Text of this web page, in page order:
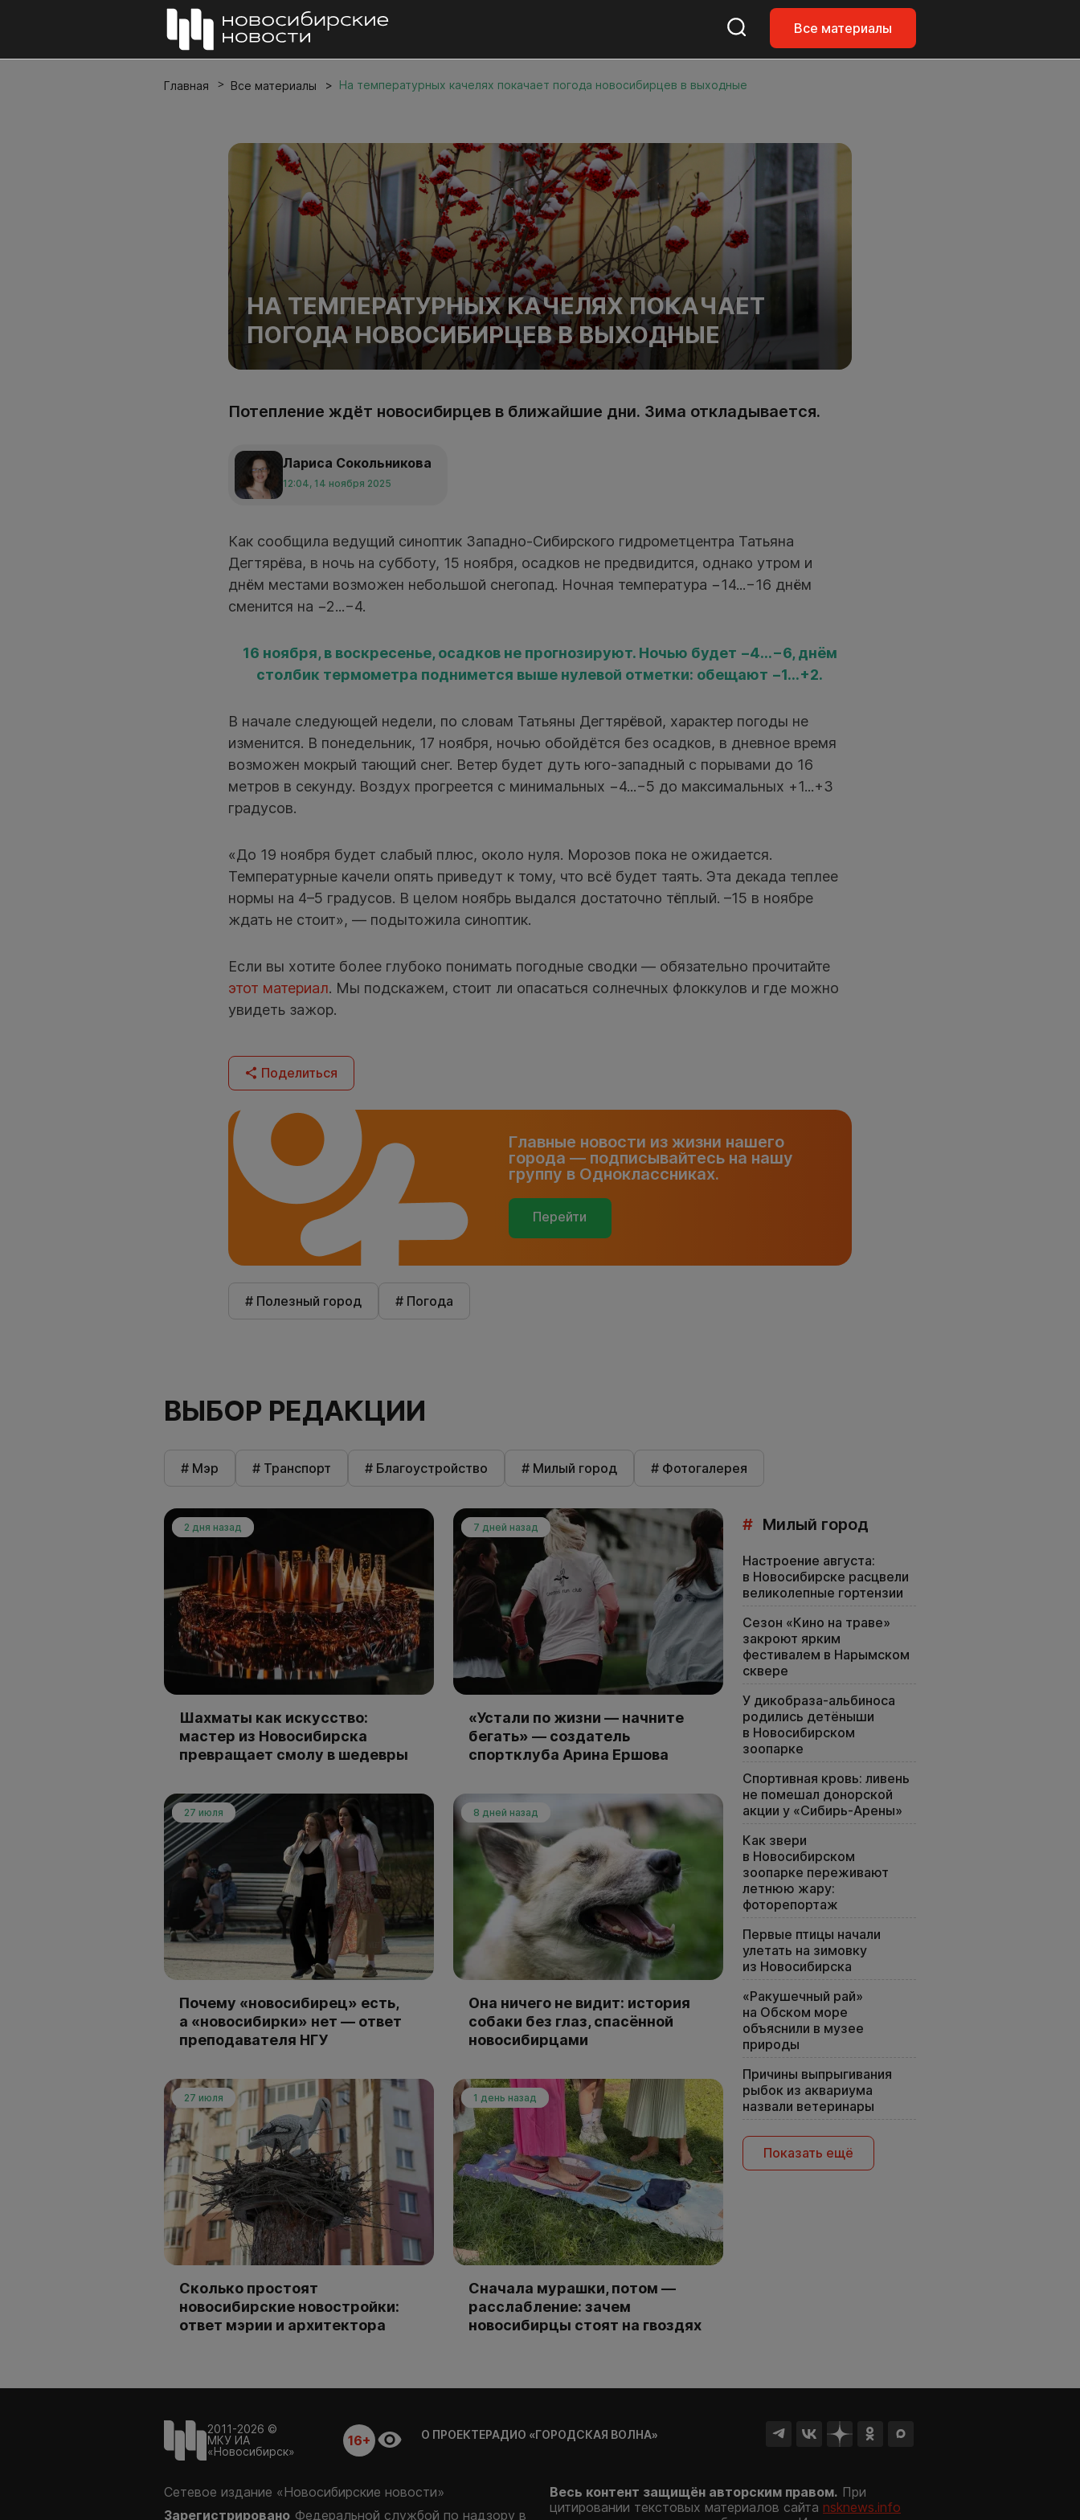
Все материалы
Главная Все материалы На температурных качелях покачает погода новосибирцев в выходные
НА ТЕМПЕРАТУРНЫХ КАЧЕЛЯХ ПОКАЧАЕТ
ПОГОДА НОВОСИБИРЦЕВ В ВЫХОДНЫЕ
Потепление ждёт новосибирцев в ближайшие дни. Зима откладывается.
Лариса Сокольникова
12:04, 14 ноября 2025
Как сообщила ведущий синоптик Западно-Сибирского гидрометцентра Татьяна
Дегтярёва, в ночь на субботу, 15 ноября, осадков не предвидится, однако утром и
днём местами возможен небольшой снегопад. Ночная температура −14...−16 днём
сменится на −2...−4.
16 ноября, в воскресенье, осадков не прогнозируют. Ночью будет −4...−6, днём
столбик термометра поднимется выше нулевой отметки: обещают −1...+2.
В начале следующей недели, по словам Татьяны Дегтярёвой, характер погоды не
изменится. В понедельник, 17 ноября, ночью обойдётся без осадков, в дневное время
возможен мокрый тающий снег. Ветер будет дуть юго-западный с порывами до 16
метров в секунду. Воздух прогреется с минимальных −4...−5 до максимальных +1...+3
градусов.
«До 19 ноября будет слабый плюс, около нуля. Морозов пока не ожидается.
Температурные качели опять приведут к тому, что всё будет таять. Эта декада теплее
нормы на 4–5 градусов. В целом ноябрь выдался достаточно тёплый. –15 в ноябре
ждать не стоит», — подытожила синоптик.
Если вы хотите более глубоко понимать погодные сводки — обязательно прочитайте
этот материал. Мы подскажем, стоит ли опасаться солнечных флоккулов и где можно
увидеть зажор.
Поделиться
Главные новости из жизни нашего
города — подписывайтесь на нашу
группу в Одноклассниках.
Перейти
# Полезный город # Погода
ВЫБОР РЕДАКЦИИ
# Мэр # Транспорт # Благоустройство # Милый город # Фотогалерея
2 дня назад
Шахматы как искусство:
мастер из Новосибирска
превращает смолу в шедевры
7 дней назад
«Устали по жизни — начните
бегать» — создатель
спортклуба Арина Ершова
27 июля
Почему «новосибирец» есть,
а «новосибирки» нет — ответ
преподавателя НГУ
8 дней назад
Она ничего не видит: история
собаки без глаз, спасённой
новосибирцами
27 июля
Сколько простоят
новосибирские новостройки:
ответ мэрии и архитектора
1 день назад
Сначала мурашки, потом —
расслабление: зачем
новосибирцы стоят на гвоздях
# Милый город
Настроение августа:
в Новосибирске расцвели
великолепные гортензии
Сезон «Кино на траве»
закроют ярким
фестивалем в Нарымском
сквере
У дикобраза-альбиноса
родились детёныши
в Новосибирском
зоопарке
Спортивная кровь: ливень
не помешал донорской
акции у «Сибирь-Арены»
Как звери
в Новосибирском
зоопарке переживают
летнюю жару:
фоторепортаж
Первые птицы начали
улетать на зимовку
из Новосибирска
«Ракушечный рай»
на Обском море
объяснили в музее
природы
Причины выпрыгивания
рыбок из аквариума
назвали ветеринары
Показать ещё
2011-2026 ©
МКУ ИА
«Новосибирск»
16+ О ПРОЕКТЕРАДИО «ГОРОДСКАЯ ВОЛНА»
Сетевое издание «Новосибирские новости»
Зарегистрировано Федеральной службой по надзору в
Весь контент защищён авторским правом. При
цитировании текстовых материалов сайта nsknews.info